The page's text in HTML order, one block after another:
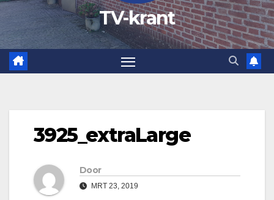
TV-krant
3925_extraLarge
Door
MRT 23, 2019